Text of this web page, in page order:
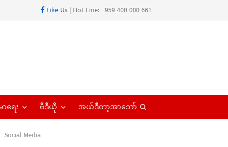
Like Us | Hot Line: +959 400 000 661
ာရေး ဗီဒီယို အယ်ဒီတာ့အာဘော်
Social Media